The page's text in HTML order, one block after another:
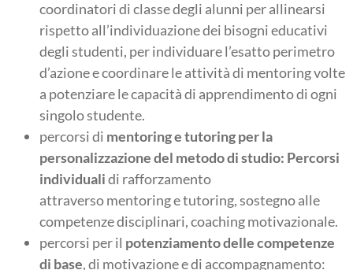
coordinatori di classe degli alunni per allinearsi
rispetto all’individuazione dei bisogni educativi
degli studenti, per individuare l’esatto perimetro
d’azione e coordinare le attività di mentoring volte
a potenziare le capacità di apprendimento di ogni
singolo studente.
percorsi di mentoring e tutoring per la
personalizzazione del metodo di studio: Percorsi
individualidi rafforzamento
attraverso mentoring e tutoring, sostegno alle
competenze disciplinari, coaching motivazionale.
percorsi per il potenziamento delle competenze
di base, di motivazione e di accompagnamento: